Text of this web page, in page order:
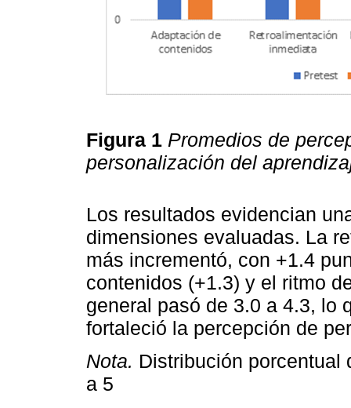
Figura 1 Promedios de
personalización del
Los resultados evidencian
dimensiones evaluadas. La
más incrementó, con +1.4
contenidos (+1.3) y el ritmo
general pasó de 3.0 a 4.3, lo
fortaleció la percepción de
Nota. Distribución porcentual
a 5